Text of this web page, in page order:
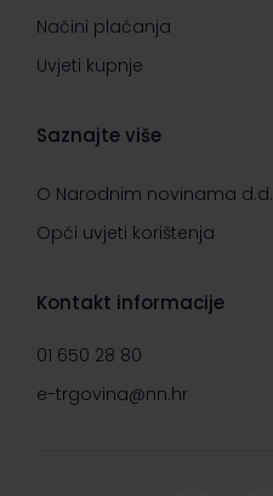
Načini plaćanja
Uvjeti kupnje
Saznajte više
O Narodnim novinama d.d.
Opći uvjeti korištenja
Kontakt informacije
01 650 28 80
e-trgovina@nn.hr